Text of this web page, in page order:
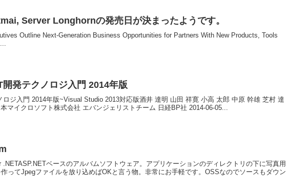
Server Longhornの発売日が決まったようです。
Outline Next-Generation Business Opportunities for Partners With New Products, Tools
開発テクノロジ入門 2014年版
ロジ入門 2014年版~Visual Studio 2013対応版酒井 達明 山田 祥寛 小高 太郎 中原 幹雄 芝村 達
マイクロソフト株式会社 エバンジェリストチーム 日経BP社 2014-06-05...
.NETASP.NETベースのアルバムソフトウェア。アプリケーションのディレクトリの下に写真用
ってJpegファイルを放り込めばOKと言う物。非常にお手軽です。OSSなのでソースもダウン